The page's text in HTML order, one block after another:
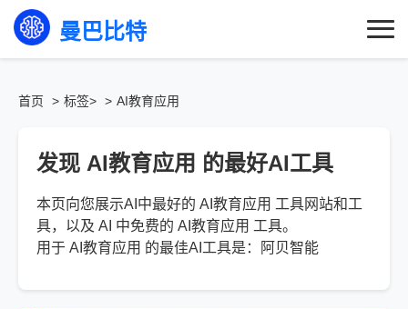
曼巴比特
首页 标签> AI教育应用
发现 AI教育应用 的最好AI工具
本页向您展示AI中最好的 AI教育应用 工具网站和工
具，以及 AI 中免费的 AI教育应用 工具。
用于 AI教育应用 的最佳AI工具是：阿贝智能